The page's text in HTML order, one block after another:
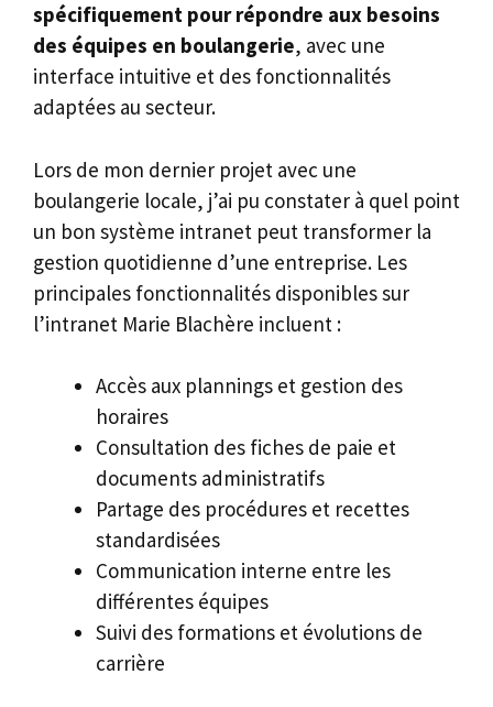
spécifiquement pour répondre aux besoins
des équipes en boulangerie, avec une
interface intuitive et des fonctionnalités
adaptées au secteur.
Lors de mon dernier projet avec une
boulangerie locale, j’ai pu constater à quel point
un bon système intranet peut transformer la
gestion quotidienne d’une entreprise. Les
principales fonctionnalités disponibles sur
l’intranet Marie Blachère incluent :
Accès aux plannings et gestion des
horaires
Consultation des fiches de paie et
documents administratifs
Partage des procédures et recettes
standardisées
Communication interne entre les
différentes équipes
Suivi des formations et évolutions de
carrière